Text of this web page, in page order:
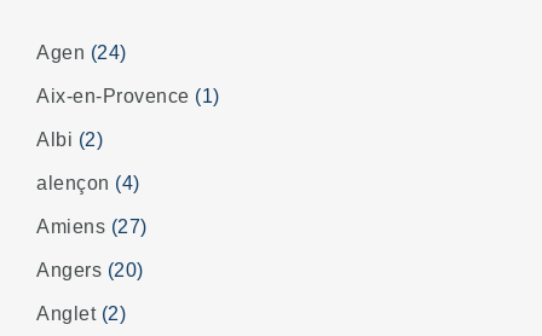
Agen (24)
Aix-en-Provence (1)
Albi (2)
alençon (4)
Amiens (27)
Angers (20)
Anglet (2)